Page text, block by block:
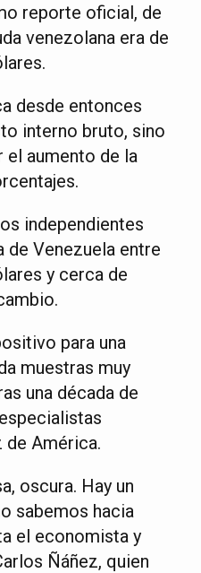
reporte oficial, de
venezolana era de
desde entonces
interno bruto, sino
aumento de la
independientes
de Venezuela entre
y cerca de
para una
muestras muy
una década de
América.
oscura. Hay un
sabemos hacia
el economista y
Ñáñez, quien